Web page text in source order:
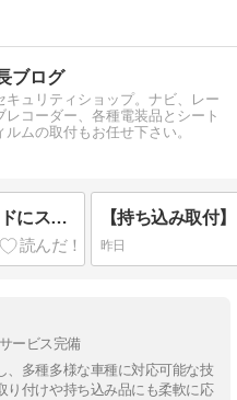
ブログ
キュリティショップ。ナビ、レー
レコーダー、各種電装品とシート
ムの取付もお任せ下さい。
【シートカバー】ジムニーノマドにスズキ純正シートカバー取付です！！
昨日
ービス完備
、多種多様な車種に対応可能な技
り付けや持ち込み品にも柔軟に応